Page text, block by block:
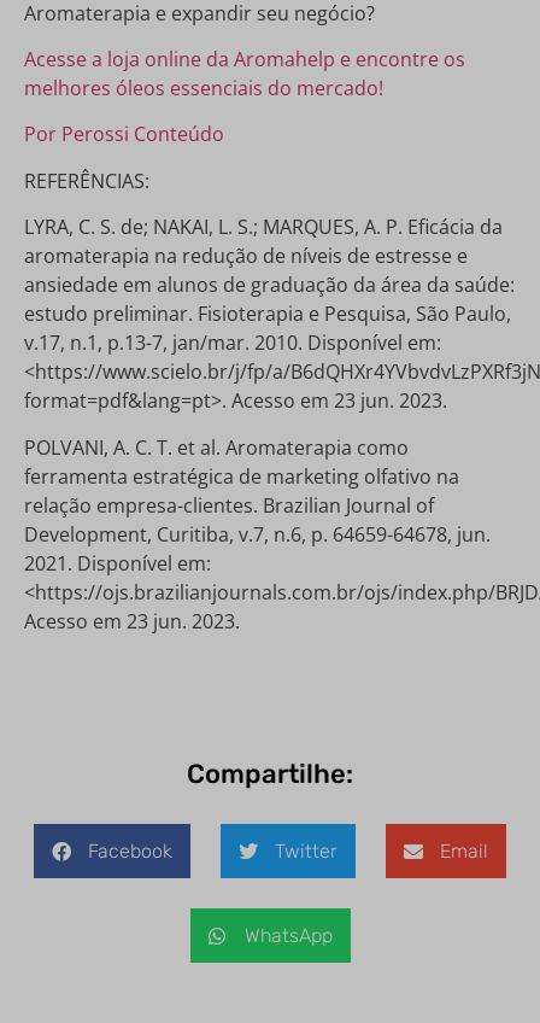
Aromaterapia e expandir seu negócio?
Acesse a loja online da Aromahelp e encontre os
melhores óleos essenciais do mercado!
Por Perossi Conteúdo
REFERÊNCIAS:
LYRA, C. S. de; NAKAI, L. S.; MARQUES, A. P. Eficácia da
aromaterapia na redução de níveis de estresse e
ansiedade em alunos de graduação da área da saúde:
estudo preliminar. Fisioterapia e Pesquisa, São Paulo,
v.17, n.1, p.13-7, jan/mar. 2010. Disponível em:
<https://www.scielo.br/j/fp/a/
format=pdf&lang=pt>. Acesso em 23 jun. 2023.
POLVANI, A. C. T. et al. Aromaterapia como
ferramenta estratégica de marketing olfativo na
relação empresa-clientes. Brazilian Journal of
Development, Curitiba, v.7, n.6, p. 64659-64678, jun.
2021. Disponível em:
<https://ojs.brazilianjournals.com.br/ojs/index.php/
Acesso em 23 jun. 2023.
Compartilhe:
Facebook Twitter Email
WhatsApp